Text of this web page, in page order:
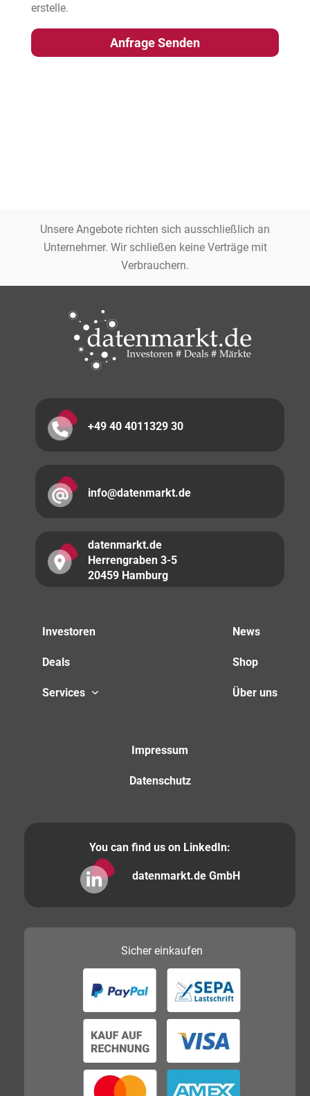
erstelle.
Anfrage Senden
Unsere Angebote richten sich ausschließlich an
Unternehmer. Wir schließen keine Verträge mit
Verbrauchern.
+49 40 4011329 30
info@datenmarkt.de
datenmarkt.de
Herrengraben 3-5
20459 Hamburg
Investoren
Deals
Services
News
Shop
Über uns
Impressum
Datenschutz
You can find us on LinkedIn:
datenmarkt.de GmbH
Sichereinkaufen